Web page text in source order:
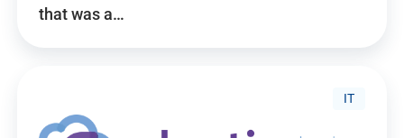
that was a…
IT